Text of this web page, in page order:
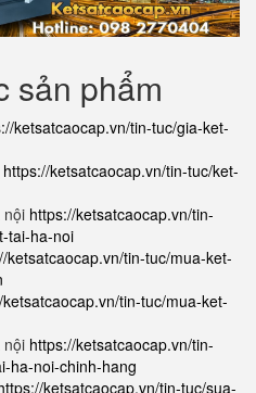
sản phẩm
ketsatcaocap.vn/tin-tuc/gia-ket-
https://ketsatcaocap.vn/tin-tuc/ket-
nội https://ketsatcaocap.vn/tin-
tai-ha-noi
ketsatcaocap.vn/tin-tuc/mua-ket-
tin-tuc/mua-ket-
nội https://ketsatcaocap.vn/tin-
ha-noi-chinh-hang
ketsatcaocap.vn/tin-tuc/sua-